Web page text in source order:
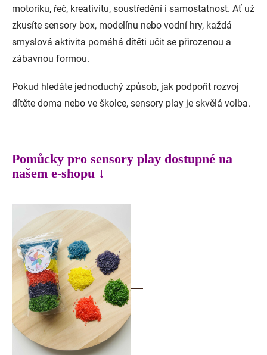
motoriku, řeč, kreativitu, soustředění i samostatnost. Ať už
zkusíte sensory box, modelínu nebo vodní hry, každá
smyslová aktivita pomáhá dítěti učit se přirozenou a
zábavnou formou.
Pokud hledáte jednoduchý způsob, jak podpořit rozvoj
dítěte doma nebo ve školce, sensory play je skvělá volba.
Pomůcky pro sensory play dostupné na
našem e-shopu ↓